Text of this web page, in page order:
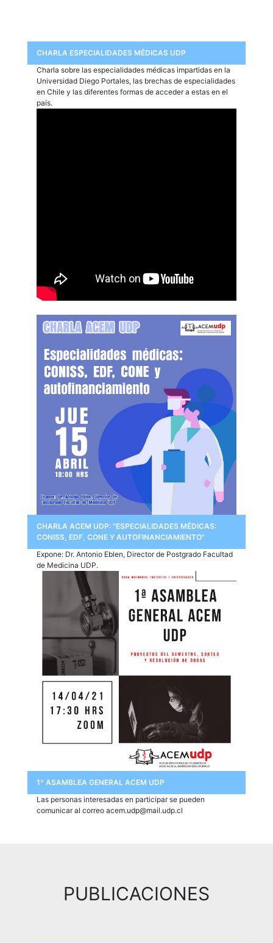
CHARLA ESPECIALIDADES MÉDICAS UDP
Charla sobre las especialidades médicas impartidas en la
Universidad Diego Portales, las brechas de especialidades
en Chile y las diferentes formas de acceder a estas en el
país.
CHARLA ACEM UDP: "ESPECIALIDADES MÉDICAS:
CONISS, EDF, CONE Y AUTOFINANCIAMIENTO"
Expone: Dr. Antonio Eblen, Director de Postgrado Facultad
de Medicina UDP.
1º ASAMBLEA GENERAL ACEM UDP
Las personas interesadas en participar se pueden
comunicar al correo acem.udp@mail.udp.cl
PUBLICACIONES